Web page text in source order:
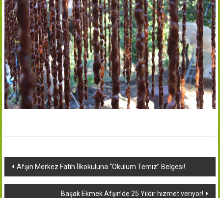
Yazı
dolaşımı
Afşin Merkez Fatih İlkokuluna “Okulum Temiz” Belgesi!
Başak Ekmek Afşin’de 25 Yıldır hizmet veriyor!